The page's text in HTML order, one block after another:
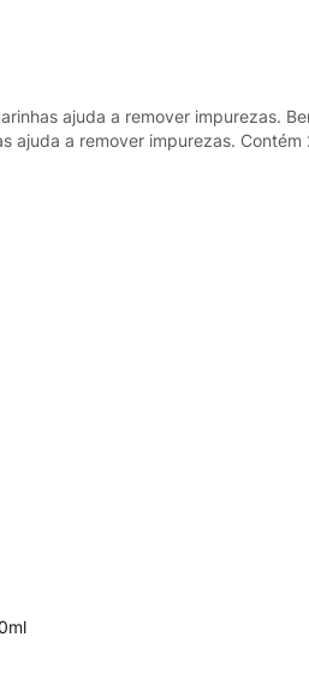
ajuda a remover impurezas.
ajuda a remover impurezas.